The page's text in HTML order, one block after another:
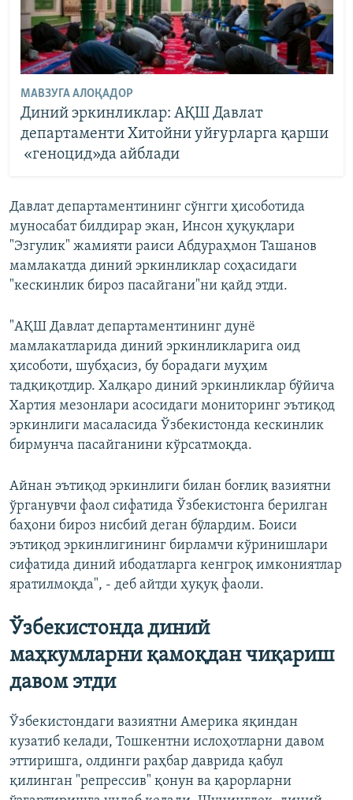
МАВЗУГА АЛОҚАДОР
Диний эркинликлар: АҚШ Давлат
департаменти Хитойни уйғурларга қарши
«геноцид»да айблади ​​​​​​​
Давлат департаментининг сўнгги ҳисоботида
муносабат билдирар экан, Инсон ҳуқуқлари
"Эзгулик" жамияти раиси Абдураҳмон Ташанов
мамлакатда диний эркинликлар соҳасидаги
"кескинлик бироз пасайгани"ни қайд этди.
"АҚШ Давлат департаментининг дунё
мамлакатларида диний эркинликларига оид
ҳисоботи, шубҳасиз, бу борадаги муҳим
тадқиқотдир. Халқаро диний эркинликлар бўйича
Хартия мезонлари асосидаги мониторинг эътиқод
эркинлиги масаласида Ўзбекистонда кескинлик
бирмунча пасайганини кўрсатмоқда.
Айнан эътиқод эркинлиги билан боғлиқ вазиятни
ўрганувчи фаол сифатида Ўзбекистонга берилган
баҳони бироз нисбий деган бўлардим. Боиси
эътиқод эркинлигининг бирламчи кўринишлари
сифатида диний ибодатларга кенгроқ имкониятлар
яратилмоқда", - деб айтди ҳуқуқ фаоли.
Ўзбекистонда диний
маҳкумларни қамоқдан чиқариш
давом этди
Ўзбекистондаги вазиятни Америка яқиндан
кузатиб келади, Тошкентни ислоҳотларни давом
эттиришга, олдинги раҳбар даврида қабул
қилинган "репрессив" қонун ва қарорларни